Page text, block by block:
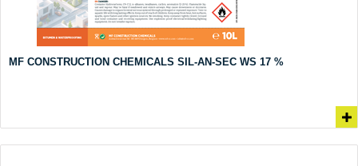
MF CONSTRUCTION CHEMICALS SIL-AN-SEC WS 17 %